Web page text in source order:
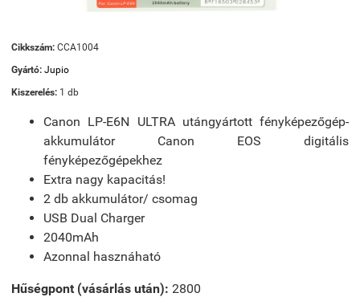
Cikkszám: CCA1004
Gyártó: Jupio
Kiszerelés: 1 db
Canon LP-E6N ULTRA utángyártott fényképezőgép-
akkumulátor Canon EOS digitális
fényképezőgépekhez
Extra nagy kapacitás!
2 db akkumulátor/ csomag
USB Dual Charger
2040mAh
Azonnal hasznáható
Hűségpont (vásárlás után): 2800